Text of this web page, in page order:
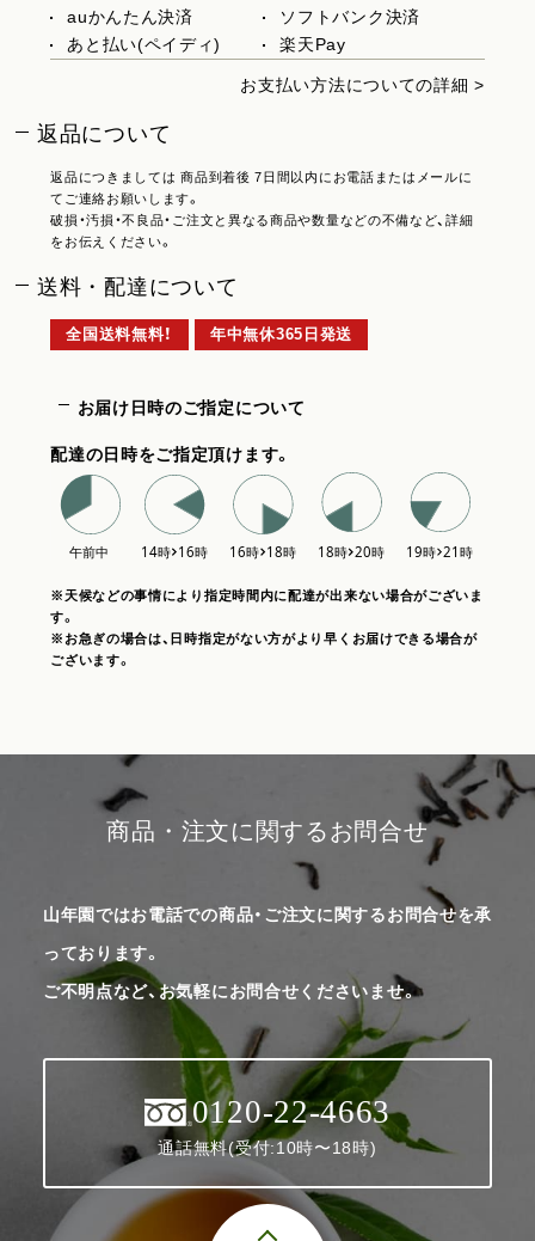
auかんたん決済
ソフトバンク決済
あと払い(ペイディ)
楽天Pay
お支払い方法についての詳細 >
返品について
返品につきましては 商品到着後 7日間以内にお電話またはメールに
てご連絡お願いします。
破損・汚損・不良品・ご注文と異なる商品や数量などの不備など、詳細
をお伝えください。
送料・配達について
全国送料無料！ 年中無休365日発送
お届け日時のご指定について
配達の日時をご指定頂けます。
※天候などの事情により指定時間内に配達が出来ない場合がございま
す。
※お急ぎの場合は、日時指定がない方がより早くお届けできる場合が
ございます。
商品・注文に関するお問合せ
山年園ではお電話での商品・ご注文に関するお問合せを承
っております。
ご不明点など、お気軽にお問合せくださいませ。
0120-22-4663
通話無料(受付:10時〜18時)